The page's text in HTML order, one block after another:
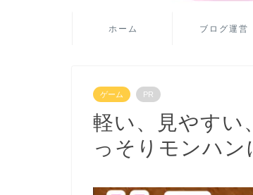
ホーム ブログ運営
ゲーム PR
軽い、見やすい
っそりモンハン